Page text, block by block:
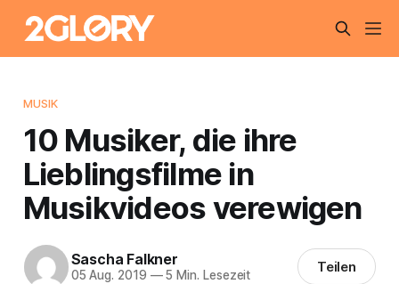
MUSIK
10 Musiker, die ihre
Lieblingsfilme in
Musikvideos verewigen
Sascha Falkner
05 Aug. 2019 —5 Min. Lesezeit Teilen